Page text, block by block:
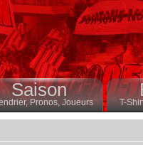
Saison
Pronos, Joueurs T-